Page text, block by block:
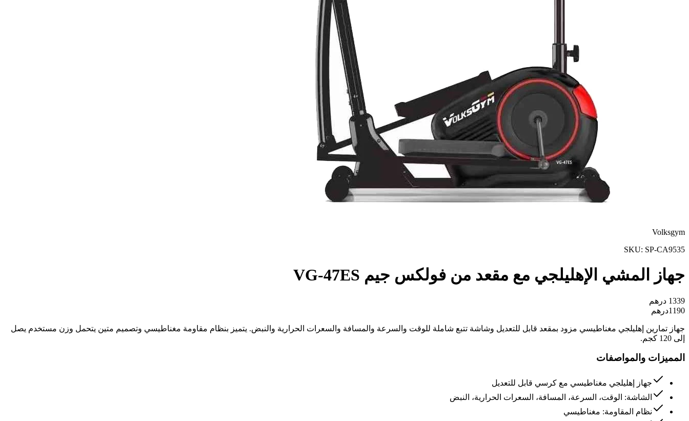
Volksgym
SKU: SP-CA9535
جهاز المشي الإهليلجي مع مقعد من فولكس جيم VG-47ES
1339 درهم
1190درهم
جهاز تمارين إهليلجي مغناطيسي مزود بمقعد قابل للتعديل وشاشة تتبع شاملة للوقت والسرعة والمسافة والسعرات الحرارية والنبض. يتميز بنظام مقاومة مغناطيسي وتصميم متين يتحمل وزن مستخدم يصل
إلى 120 كجم.
المميزات والمواصفات
جهاز إهليلجي مغناطيسي مع كرسي قابل للتعديل
الشاشة: الوقت، السرعة، المسافة، السعرات الحرارية، النبض
نظام المقاومة: مغناطيسي